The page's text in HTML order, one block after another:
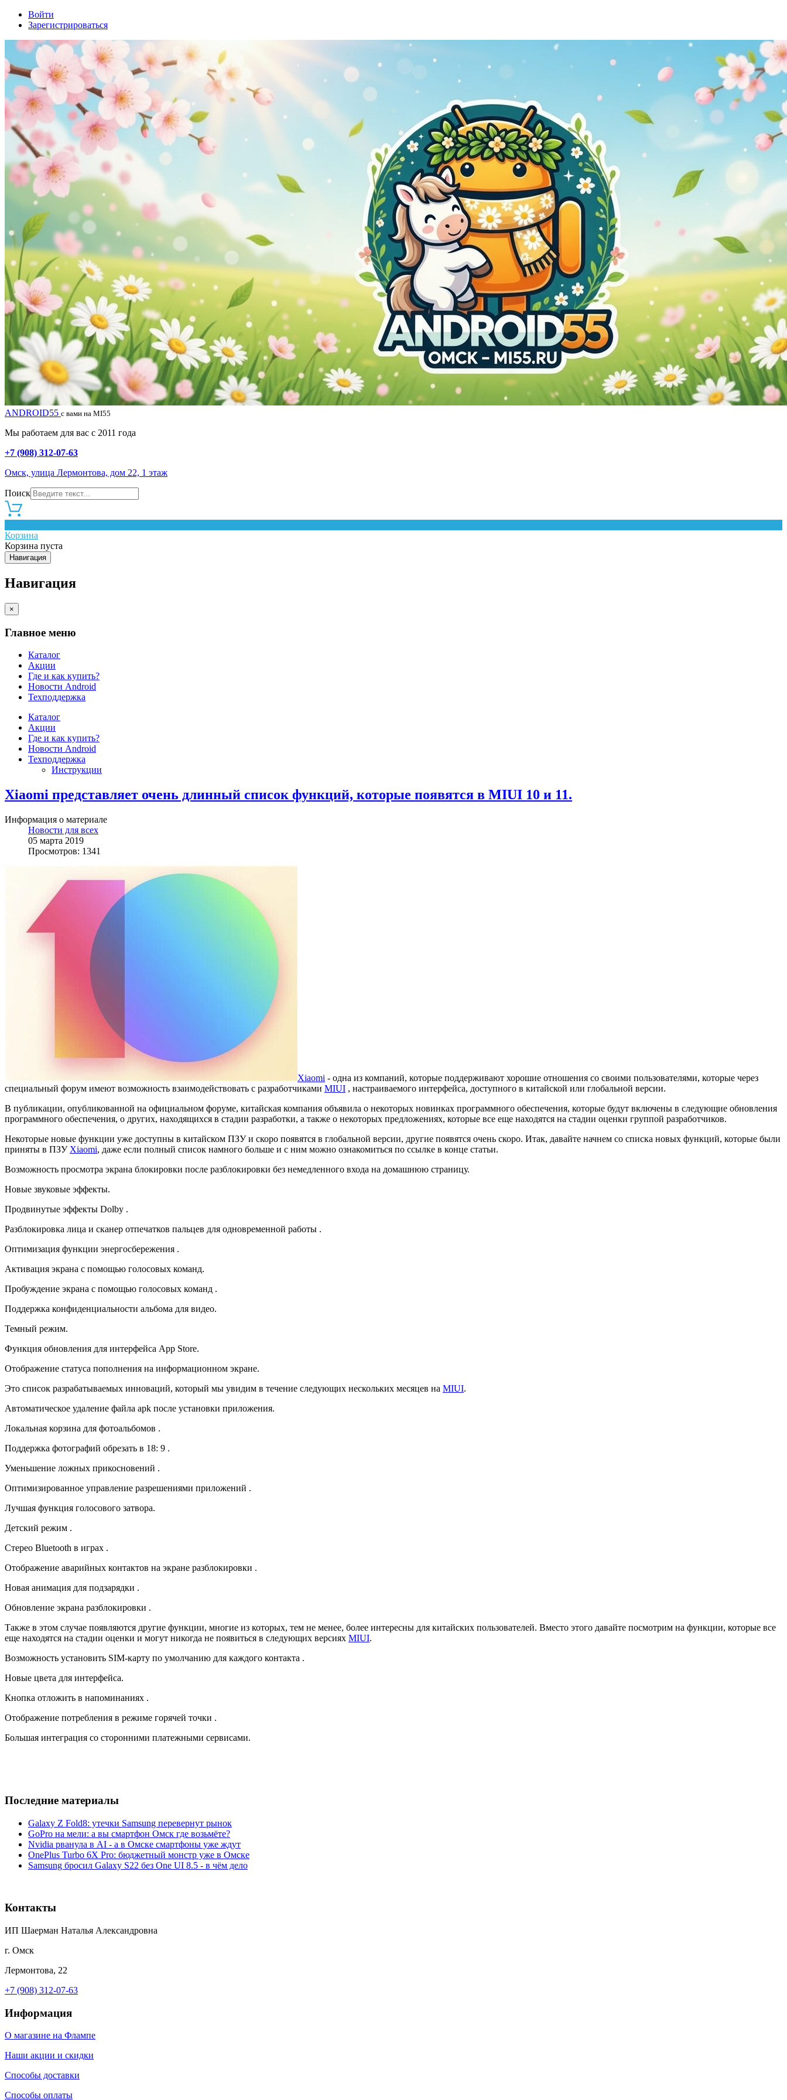
Войти
Зарегистрироваться
ANDROID55 с вами на MI55
Мы работаем для вас с 2011 года
+7 (908) 312-07-63
Омск, улица Лермонтова, дом 22, 1 этаж
Поиск
Корзина
Корзина пуста
Навигация
Навигация
×
Главное меню
Каталог
Акции
Где и как купить?
Новости Android
Техподдержка
Каталог
Акции
Где и как купить?
Новости Android
Техподдержка
Инструкции
Xiaomi представляет очень длинный список функций, которые появятся в MIUI 10 и 11.
Информация о материале
Новости для всех
05 марта 2019
Просмотров: 1341
Xiaomi - одна из компаний, которые поддерживают хорошие отношения со своими пользователями, которые через
специальный форум имеют возможность взаимодействовать с разработчиками MIUI , настраиваемого интерфейса, доступного в китайской или глобальной версии.
В публикации, опубликованной на официальном форуме, китайская компания объявила о некоторых новинках программного обеспечения, которые будут включены в следующие обновления
программного обеспечения, о других, находящихся в стадии разработки, а также о некоторых предложениях, которые все еще находятся на стадии оценки группой разработчиков.
Некоторые новые функции уже доступны в китайском ПЗУ и скоро появятся в глобальной версии, другие появятся очень скоро. Итак, давайте начнем со списка новых функций, которые были
приняты в ПЗУ Xiaomi, даже если полный список намного больше и с ним можно ознакомиться по ссылке в конце статьи.
Возможность просмотра экрана блокировки после разблокировки без немедленного входа на домашнюю страницу.
Новые звуковые эффекты.
Продвинутые эффекты Dolby .
Разблокировка лица и сканер отпечатков пальцев для одновременной работы .
Оптимизация функции энергосбережения .
Активация экрана с помощью голосовых команд.
Пробуждение экрана с помощью голосовых команд .
Поддержка конфиденциальности альбома для видео.
Темный режим.
Функция обновления для интерфейса App Store.
Отображение статуса пополнения на информационном экране.
Это список разрабатываемых инноваций, который мы увидим в течение следующих нескольких месяцев на MIUI.
Автоматическое удаление файла apk после установки приложения.
Локальная корзина для фотоальбомов .
Поддержка фотографий обрезать в 18: 9 .
Уменьшение ложных прикосновений .
Оптимизированное управление разрешениями приложений .
Лучшая функция голосового затвора.
Детский режим .
Стерео Bluetooth в играх .
Отображение аварийных контактов на экране разблокировки .
Новая анимация для подзарядки .
Обновление экрана разблокировки .
Также в этом случае появляются другие функции, многие из которых, тем не менее, более интересны для китайских пользователей. Вместо этого давайте посмотрим на функции, которые все
еще находятся на стадии оценки и могут никогда не появиться в следующих версиях MIUI.
Возможность установить SIM-карту по умолчанию для каждого контакта .
Новые цвета для интерфейса.
Кнопка отложить в напоминаниях .
Отображение потребления в режиме горячей точки .
Большая интеграция со сторонними платежными сервисами.
Последние материалы
Galaxy Z Fold8: утечки Samsung перевернут рынок
GoPro на мели: а вы смартфон Омск где возьмёте?
Nvidia рванула в AI - а в Омске смартфоны уже ждут
OnePlus Turbo 6X Pro: бюджетный монстр уже в Омске
Samsung бросил Galaxy S22 без One UI 8.5 - в чём дело
Контакты
ИП Шаерман Наталья Александровна
г. Омск
Лермонтова, 22
+7 (908) 312-07-63
Информация
О магазине на Флампе
Наши акции и скидки
Способы доставки
Способы оплаты